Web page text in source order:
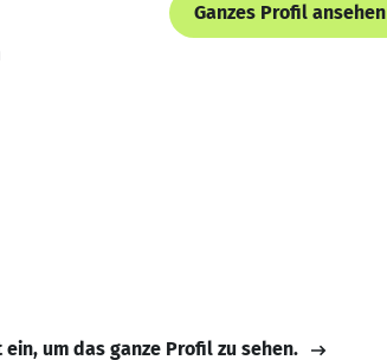
Ganzes Profil ansehen
ein, um das ganze Profil zu sehen.